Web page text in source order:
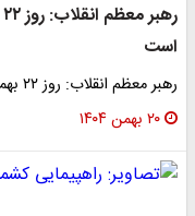
است
رهبر معظم انقلاب: روز ۲۲ بهمن و راهپیمایی آن در دنیا بی‌نظیر است
۲۰ بهمن ۱۴۰۴